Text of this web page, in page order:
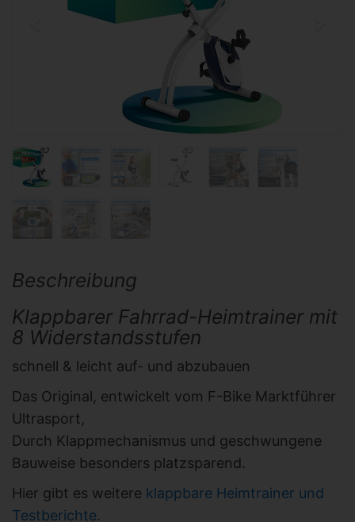
Beschreibung
Klappbarer Fahrrad-Heimtrainer mit
8 Widerstandsstufen
schnell & leicht auf- und abzubauen
Das Original, entwickelt vom F-Bike Marktführer
Ultrasport,
Durch Klappmechanismus und geschwungene
Bauweise besonders platzsparend.
Hier gibt es weitere klappbare Heimtrainer und
Testberichte.